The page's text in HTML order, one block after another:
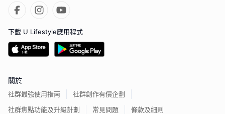
下載 U Lifestyle應用程式
關於
社群最強使用指南
社群創作有價企劃
社群焦點功能及升級計劃
常見問題 條款及細則